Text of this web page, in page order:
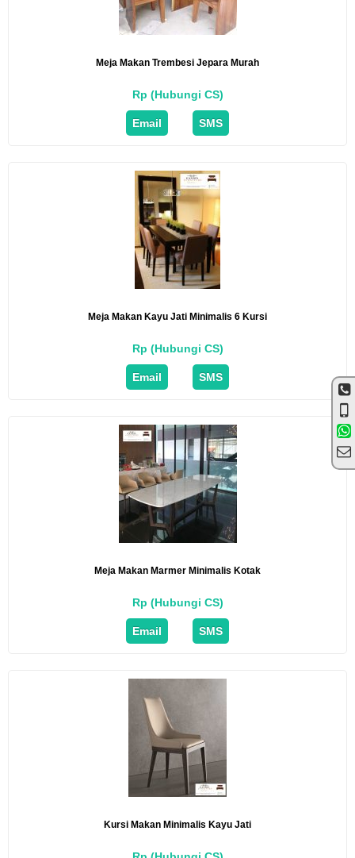
Meja Makan Trembesi Jepara Murah
Rp (Hubungi CS)
Email SMS
Meja Makan Kayu Jati Minimalis 6 Kursi
Rp (Hubungi CS)
Email SMS
Meja Makan Marmer Minimalis Kotak
Rp (Hubungi CS)
Email SMS
Kursi Makan Minimalis Kayu Jati